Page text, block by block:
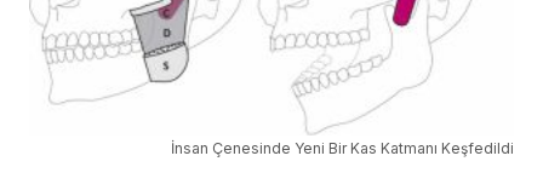
İnsan Çenesinde Yeni Bir Kas Katmanı Keşfedildi